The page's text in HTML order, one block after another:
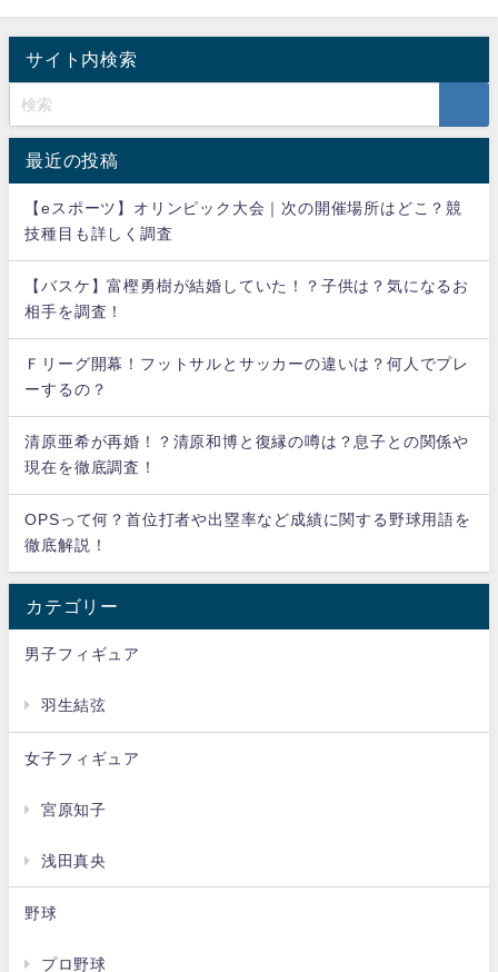
サイト内検索
最近の投稿
【eスポーツ】オリンピック大会｜次の開催場所はどこ？競
技種目も詳しく調査
【バスケ】富樫勇樹が結婚していた！？子供は？気になるお
相手を調査！
Ｆリーグ開幕！フットサルとサッカーの違いは？何人でプレ
ーするの？
清原亜希が再婚！？清原和博と復縁の噂は？息子との関係や
現在を徹底調査！
OPSって何？首位打者や出塁率など成績に関する野球用語を
徹底解説！
カテゴリー
男子フィギュア
羽生結弦
女子フィギュア
宮原知子
浅田真央
野球
プロ野球